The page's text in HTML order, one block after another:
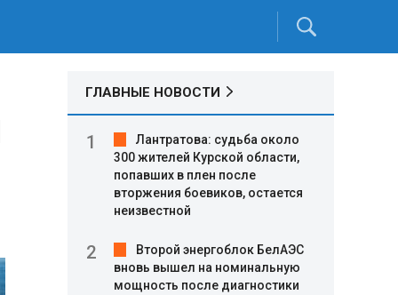
ГЛАВНЫЕ НОВОСТИ
Лантратова: судьба около
300 жителей Курской области,
попавших в плен после
вторжения боевиков, остается
неизвестной
Второй энергоблок БелАЭС
вновь вышел на номинальную
мощность после диагностики